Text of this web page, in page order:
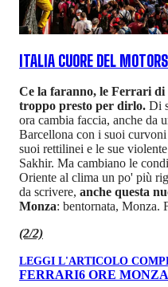
ITALIA CUORE DEL
Ce la faranno, le Ferrari di
troppo presto per dirlo. Di
ora cambia faccia, anche da
Barcellona con i suoi
suoi rettilinei e le sue
Sakhir. Ma cambiano le
Oriente al clima un po' più
da scrivere, anche questa
Monza: bentornata, Monza.
(2/2)
LEGGI L'ARTICOLO
FERRARI6 ORE MONZA